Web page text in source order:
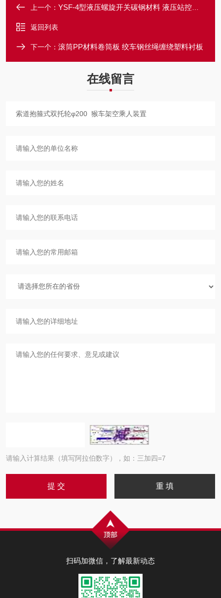
上一个： YSF-4型液压螺旋开关碳钢材料 液压站控制阀
返回列表
下一个： 滚筒PP材料卷筒板 绞车钢丝绳缠绕塑料衬板
在线留言
请输入计算结果（填写阿拉伯数字），如：三加四=7
扫码加微信，了解最新动态